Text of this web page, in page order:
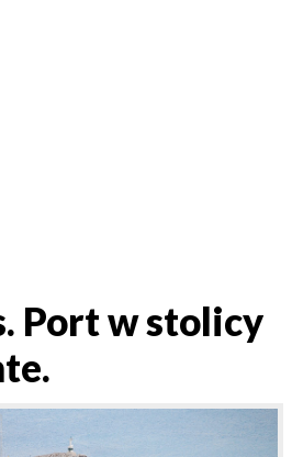
Port w stolicy